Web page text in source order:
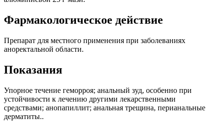
Фармакологическое действие
Препарат для местного применения при заболеваниях
аноректальной области.
Показания
Упорное течение геморроя; анальный зуд, особенно при
устойчивости к лечению другими лекарственными
средствами; анопапиллит; анальная трещина, перианальные
дерматиты..